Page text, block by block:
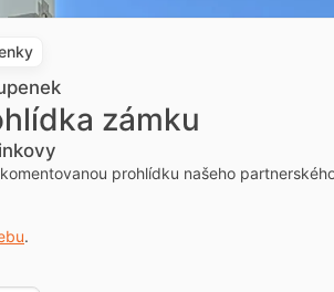
zámku
prohlídku našeho
.